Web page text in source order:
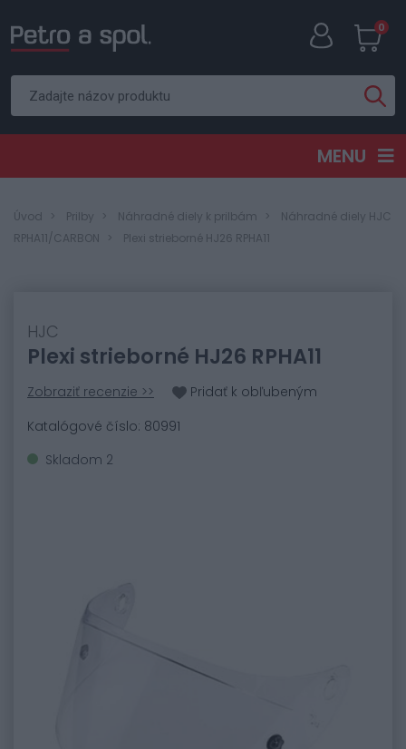
0
MENU
Úvod Prilby Náhradné diely k prilbám
Náhradné diely HJC
RPHA11/CARBON
Plexi strieborné HJ26 RPHA11
HJC
Plexi strieborné HJ26 RPHA11
Zobraziť recenzie >>
Pridať k obľubeným
Katalógové číslo: 80991
Skladom 2